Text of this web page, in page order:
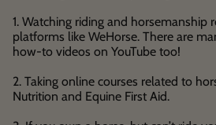
1. Watching riding and horsemanship
platforms like WeHorse. There are
how-to videos on YouTube too!
2. Taking online courses related to
Nutrition and Equine First Aid.